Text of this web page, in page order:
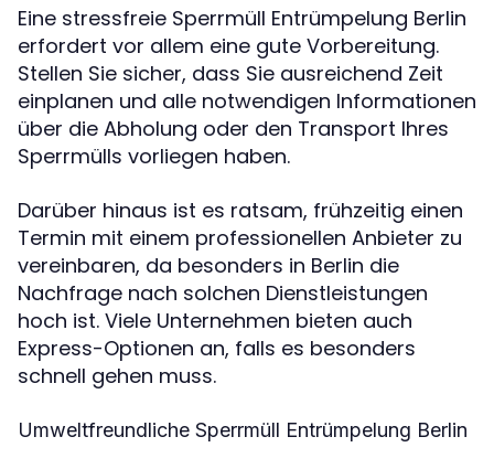
Eine stressfreie Sperrmüll Entrümpelung Berlin
erfordert vor allem eine gute Vorbereitung.
Stellen Sie sicher, dass Sie ausreichend Zeit
einplanen und alle notwendigen Informationen
über die Abholung oder den Transport Ihres
Sperrmülls vorliegen haben.
Darüber hinaus ist es ratsam, frühzeitig einen
Termin mit einem professionellen Anbieter zu
vereinbaren, da besonders in Berlin die
Nachfrage nach solchen Dienstleistungen
hoch ist. Viele Unternehmen bieten auch
Express-Optionen an, falls es besonders
schnell gehen muss.
Umweltfreundliche Sperrmüll Entrümpelung Berlin